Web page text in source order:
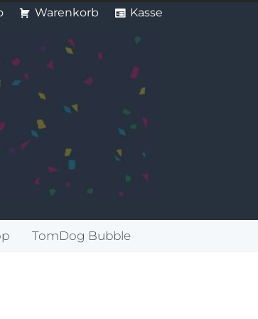
Warenkorb Kasse
TomDog Bubble